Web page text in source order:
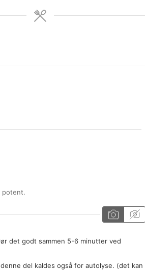
potent.
det godt sammen 5-6 minutter ved
del kaldes også for autolyse. (det kan